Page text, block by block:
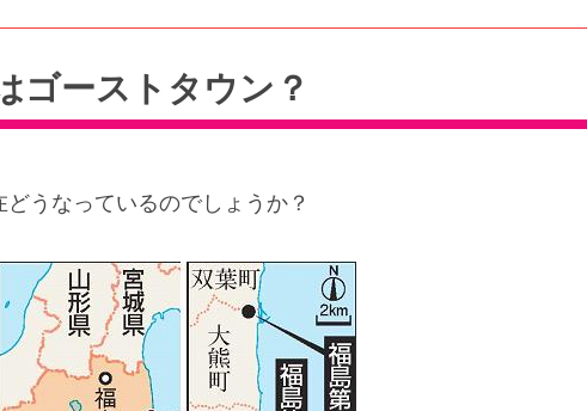
ゴーストタウン？
うなっているのでしょうか？